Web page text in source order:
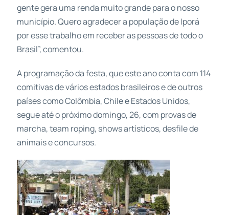
gente gera uma renda muito grande para o nosso
município. Quero agradecer a população de Iporá
por esse trabalho em receber as pessoas de todo o
Brasil”, comentou.
A programação da festa, que este ano conta com 114
comitivas de vários estados brasileiros e de outros
países como Colômbia, Chile e Estados Unidos,
segue até o próximo domingo, 26, com provas de
marcha, team roping, shows artísticos, desfile de
animais e concursos.